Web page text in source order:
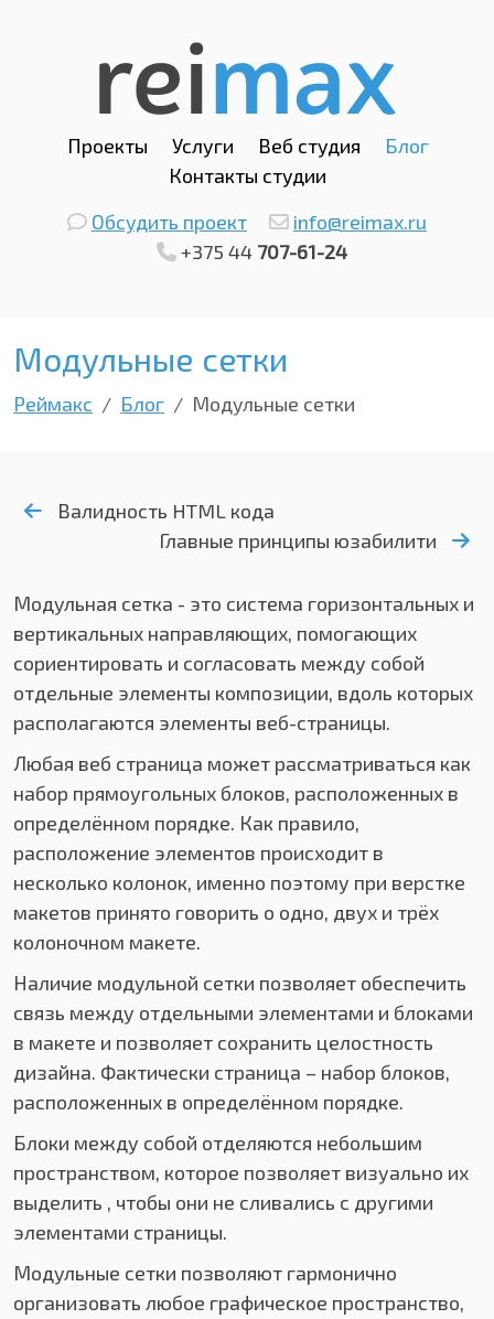
Проекты Услуги Веб студия
Блог
Контакты студии
Обсудить проект
info@reimax.ru
+375 44 707-61-24
Модульные сетки
Реймакс Блог Модульные сетки
Валидность HTML кода
Главные принципы юзабилити
Модульная сетка - это система горизонтальных и
вертикальных направляющих, помогающих
сориентировать и согласовать между собой
отдельные элементы композиции, вдоль которых
располагаются элементы веб-страницы.
Любая веб страница может рассматриваться как
набор прямоугольных блоков, расположенных в
определённом порядке. Как правило,
расположение элементов происходит в
несколько колонок, именно поэтому при верстке
макетов принято говорить о одно, двух и трёх
колоночном макете.
Наличие модульной сетки позволяет обеспечить
связь между отдельными элементами и блоками
в макете и позволяет сохранить целостность
дизайна. Фактически страница – набор блоков,
расположенных в определённом порядке.
Блоки между собой отделяются небольшим
пространством, которое позволяет визуально их
выделить , чтобы они не сливались с другими
элементами страницы.
Модульные сетки позволяют гармонично
организовать любое графическое пространство,